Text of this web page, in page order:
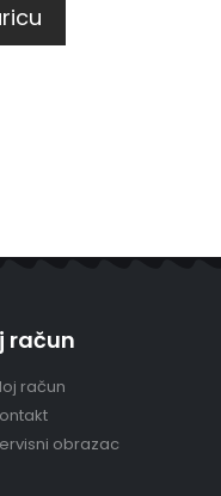
račun
račun
obrazac